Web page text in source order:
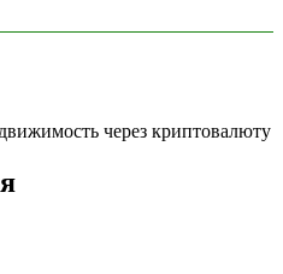
через криптовалюту